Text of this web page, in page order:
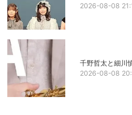
2026-08-08
千野哲太と細川
2026-08-08